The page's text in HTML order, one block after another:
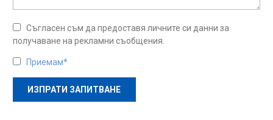
Съгласен съм да предоставя личните си данни за
получаване на рекламни съобщения.
Приемам*